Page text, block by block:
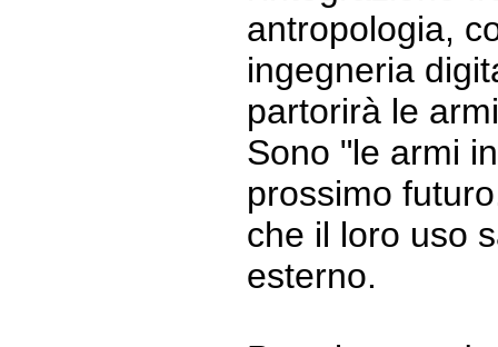
antropologia,
ingegneria
partorirà le
Sono "le armi
prossimo
che il loro uso
esterno.